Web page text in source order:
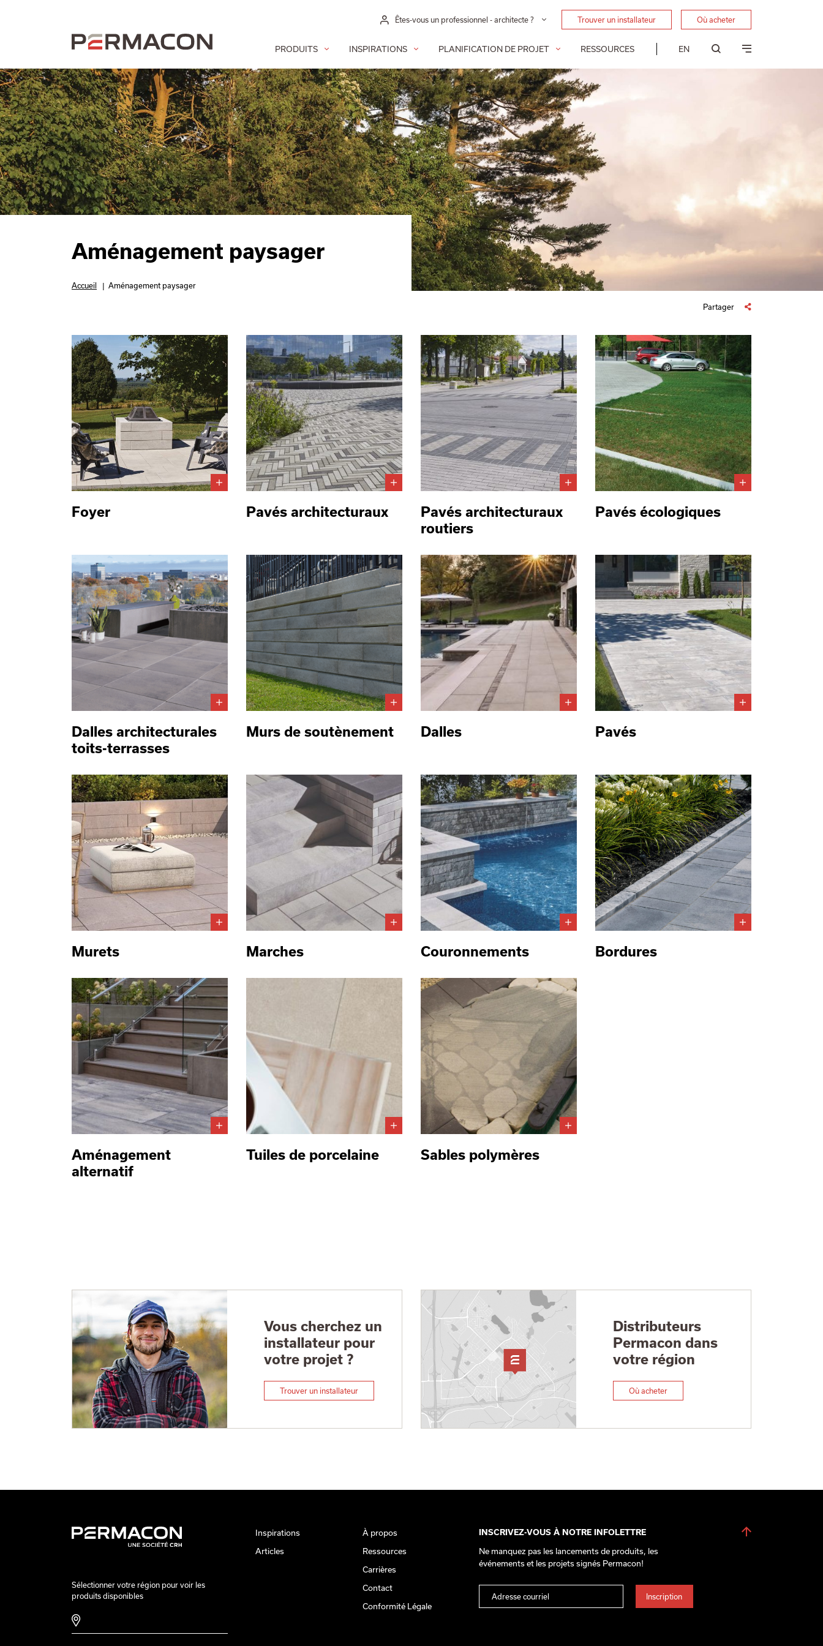
Êtes-vous un professionnel - architecte ? Trouver un installateur Où acheter
PRODUITS INSPIRATIONS PLANIFICATION DE PROJET RESSOURCES EN
Aménagement paysager
Accueil | Aménagement paysager
Partager
Foyer Pavés architecturaux
Pavés architecturaux
routiers
Pavés écologiques
Dalles architecturales
toits-terrasses
Murs de soutènement Dalles Pavés
Murets Marches Couronnements Bordures
Aménagement
alternatif
Tuiles de porcelaine Sables polymères
Vous cherchez un
installateur pour
votre projet ?
Trouver un installateur
Distributeurs
Permacon dans
votre région
Où acheter
Sélectionner votre région pour voir les
produits disponibles
Inspirations
Articles
À propos
Ressources
Carrières
Contact
Conformité Légale
INSCRIVEZ-VOUS À NOTRE INFOLETTRE
Ne manquez pas les lancements de produits, les
événements et les projets signés Permacon!